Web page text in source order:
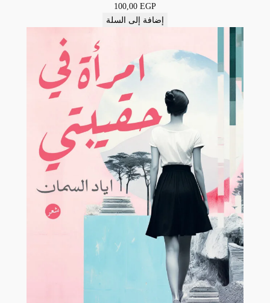
100,00 EGP
إضافة إلى السلة